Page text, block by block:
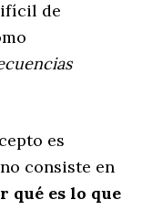
de
es
consiste en
qué es lo que